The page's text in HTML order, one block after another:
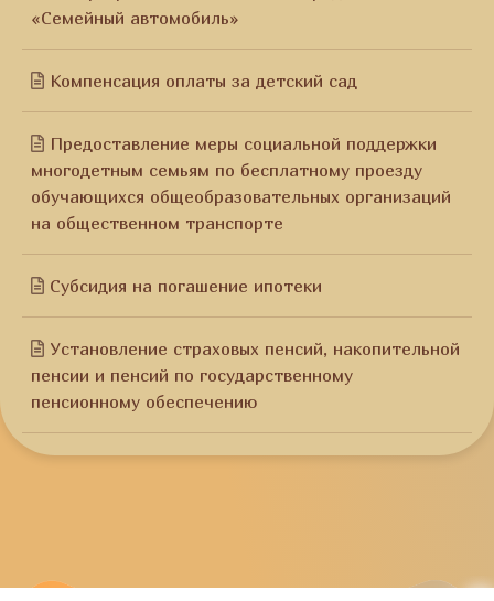
«Семейный автомобиль»
Компенсация оплаты за детский сад
Предоставление меры социальной поддержки
многодетным семьям по бесплатному проезду
обучающихся общеобразовательных организаций
на общественном транспорте
Субсидия на погашение ипотеки
Установление страховых пенсий, накопительной
пенсии и пенсий по государственному
пенсионному обеспечению